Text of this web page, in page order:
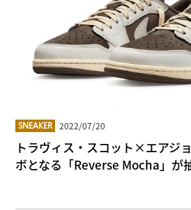
SNEAKER 2022/07/20
トラヴィス・スコット×エアジ
ボとなる「Reverse Mocha」が